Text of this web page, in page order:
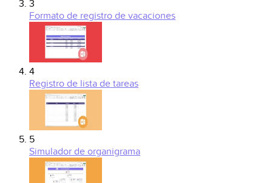
3
Formato de registro de vacaciones
4
Registro de lista de tareas
5
Simulador de organigrama